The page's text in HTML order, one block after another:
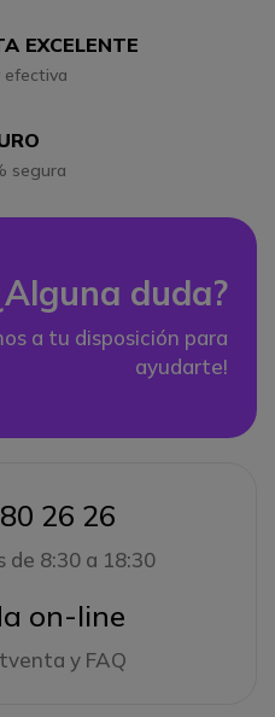
EXCELENTE
efectiva
segura
duda?
a tu disposición para
ayudarte!
26 26
de 8:30 a 18:30
on-line
y FAQ